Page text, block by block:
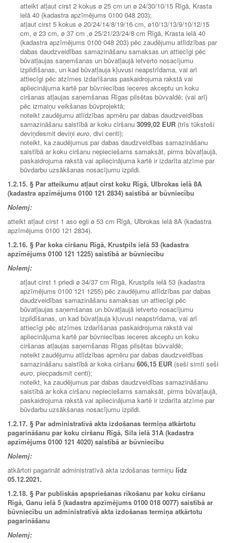
atteikt atļaut cirst 2 kokus ø 25 cm un ø 24/30/10/15 Rīgā, Krasta
ielā 40 (kadastra apzīmējums 0100 048 203);
atļaut cirst 5 kokus ø 20/24/14/8/19/16 cm, ø10/13/13/9/10/12/15
cm, ø 23 cm, ø 37 cm ,ø 25/21/23/24/8 cm Rīgā, Krasta ielā 40
(kadastra apzīmējums 0100 048 203) pēc zaudējumu atlīdzības par
dabas daudzveidības samazināšanu samaksas un attiecīgi pēc
būvatļaujas saņemšanas un būvatļaujā ietverto nosacījumu
izpildīšanas, un kad būvatļauja kļuvusi neapstrīdama, vai arī
attiecīgi pēc atzīmes izdarīšanas paskaidrojuma rakstā vai
apliecinājuma kartē par būvniecības ieceres akceptu un koku
ciršanas atļaujas saņemšanas Rīgas pilsētas būvvaldē; (vai arī)
pēc izmaiņu veikšanas būvprojektā;
noteikt zaudējumu atlīdzības apmēru par dabas daudzveidības
samazināšanu saistībā ar koku ciršanu 3099,02 EUR (trīs tūkstoši
deviņdesmit deviņi euro, divi centi);
noteikt, ka zaudējumus par dabas daudzveidības samazināšanu
saistībā ar koku ciršanu nepieciešams samaksāt, pirms būvatļaujā,
paskaidrojuma rakstā vai apliecinājuma kartē ir izdarīta atzīme par
būvdarbu uzsākšanas nosacījumu izpildi.
1.2.15. § Par atteikumu atļaut cirst koku Rīgā, Ulbrokas ielā 8A
(kadastra apzīmējums 0100 121 2834) saistībā ar būvniecību
Nolemj:
atteikt atļaut cirst 1 aso egli ø 53 cm Rīgā, Ulbrokas ielā 8A (kadastra
apzīmējums 0100 121 2834).
1.2.16. § Par koka ciršanu Rīgā, Krustpils ielā 53 (kadastra
apzīmējums 0100 121 1225) saistībā ar būvniecību
Nolemj:
atļaut cirst 1 priedi ø 34/37 cm Rīgā, Krustpils ielā 53 (kadastra
apzīmējums 0100 121 1255) pēc zaudējumu atlīdzības par dabas
daudzveidības samazināšanu samaksas un attiecīgi pēc
būvatļaujas saņemšanas un būvatļaujā ietverto nosacījumu
izpildīšanas, un kad būvatļauja kļuvusi neapstrīdama, vai arī
attiecīgi pēc atzīmes izdarīšanas paskaidrojuma rakstā vai
apliecinājuma kartē par būvniecības ieceres akceptu un koku
ciršanas atļaujas saņemšanas Rīgas pilsētas būvvaldē;
noteikt zaudējumu atlīdzības apmēru par dabas daudzveidības
samazināšanu saistībā ar koka ciršanu 606,15 EUR (seši simti seši
euro, piecpadsmit centi);
noteikt, ka zaudējumus par dabas daudzveidības samazināšanu
saistībā ar koka ciršanu nepieciešams samaksāt, pirms būvatļaujā,
paskaidrojuma rakstā vai apliecinājuma kartē ir izdarīta atzīme par
būvdarbu uzsākšanas nosacījumu izpildi.
1.2.17. § Par administratīvā akta izdošanas termiņa atkārtotu
pagarināšanu par koku ciršanu Rīgā, Sila ielā 31A (kadastra
apzīmējums 0100 121 4020) saistībā ar būvniecību
Nolemj:
atkārtoti pagarināt administratīvā akta izdošanas termiņu līdz
05.12.2021.
1.2.18. § Par publiskās apspriešanas rīkošanu par koku ciršanu
Rīgā, Ganu ielā 5 (kadastra apzīmējums 0100 018 0077) saistībā ar
būvniecību un administratīvā akta izdošanas termiņa atkārtotu
pagarināšanu
Nolemj: